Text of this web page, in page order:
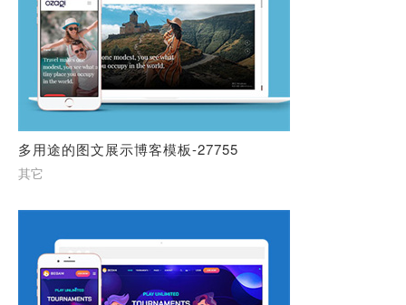
多用途的图文展示博客模板-27755
其它